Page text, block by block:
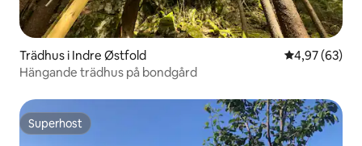
Trädhus i Indre Østfold 4,97 av 5 i
4,97 (63)
Hängande trädhus på bondgård
Superhost
Superhost